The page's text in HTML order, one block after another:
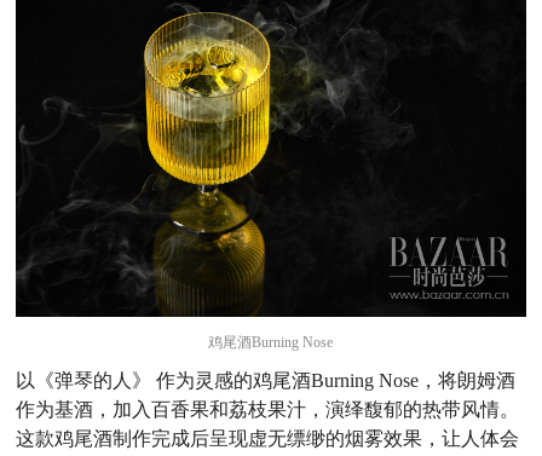
鸡尾酒Burning Nose
以《弹琴的人》 作为灵感的鸡尾酒Burning Nose，将朗姆酒
作为基酒，加入百香果和荔枝果汁，演绎馥郁的热带风情。
这款鸡尾酒制作完成后呈现虚无缥缈的烟雾效果，让人体会